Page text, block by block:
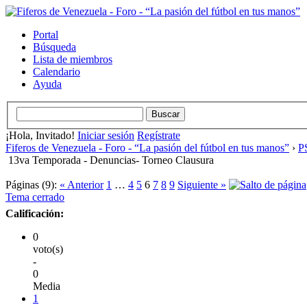
Portal
Búsqueda
Lista de miembros
Calendario
Ayuda
¡Hola, Invitado! Iniciar sesión Regístrate
Fiferos de Venezuela - Foro - “La pasión del fútbol en tus manos” ›
13va Temporada - Denuncias- Torneo Clausura
Páginas (9): « Anterior 1 … 4 5 6 7 8 9 Siguiente »
Tema cerrado
Calificación:
0
voto(s)
-
0
Media
1